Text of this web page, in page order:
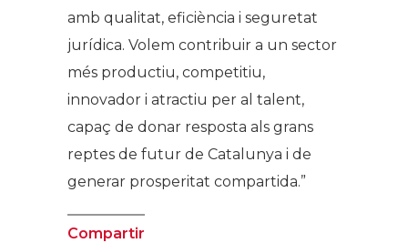
amb qualitat, eficiència i seguretat
jurídica. Volem contribuir a un sector
més productiu, competitiu,
innovador i atractiu per al talent,
capaç de donar resposta als grans
reptes de futur de Catalunya i de
generar prosperitat compartida.”
Compartir